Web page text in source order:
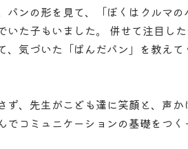
ンの形を見て、「ぼくはクルマの
いた子もいました。 併せて注目し
、気づいた「ぱんだパン」を教えて
、先生がこども達に笑顔と、声か
コミュニケーションの基礎をつく